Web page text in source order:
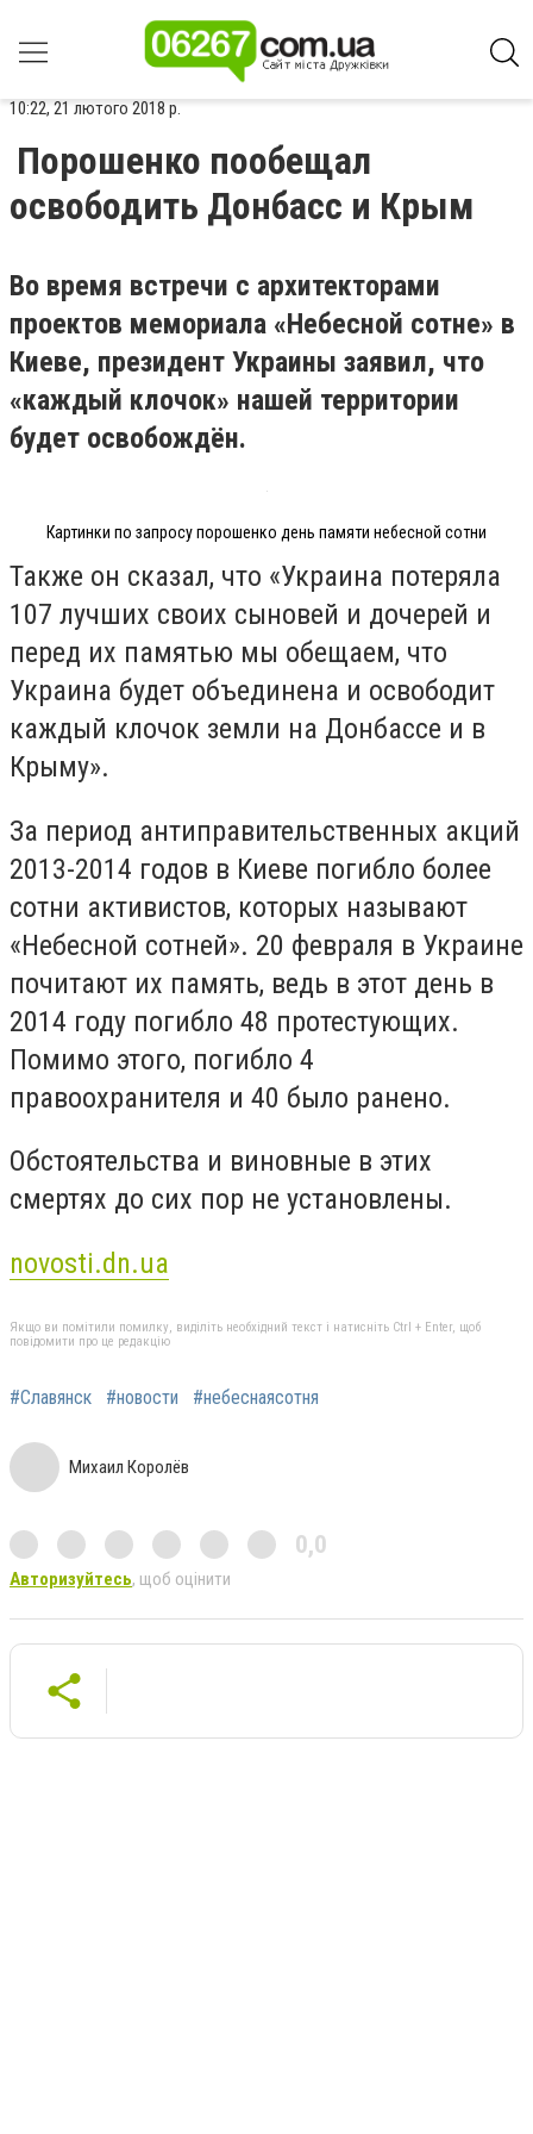
10:22, 21 лютого 2018 р.
Порошенко пообещал
освободить Донбасс и Крым
Во время встречи с архитекторами
проектов мемориала «Небесной сотне» в
Киеве, президент Украины заявил, что
«каждый клочок» нашей территории
будет освобождён.
Картинки по запросу порошенко день памяти небесной сотни
Также он сказал, что «Украина потеряла
107 лучших своих сыновей и дочерей и
перед их памятью мы обещаем, что
Украина будет объединена и освободит
каждый клочок земли на Донбассе и в
Крыму».
За период антиправительственных акций
2013-2014 годов в Киеве погибло более
сотни активистов, которых называют
«Небесной сотней». 20 февраля в Украине
почитают их память, ведь в этот день в
2014 году погибло 48 протестующих.
Помимо этого, погибло 4
правоохранителя и 40 было ранено.
Обстоятельства и виновные в этих
смертях до сих пор не установлены.
novosti.dn.ua
Якщо ви помітили помилку, виділіть необхідний текст і натисніть Ctrl + Enter, щоб
повідомити про це редакцію
#Славянск #новости #небеснаясотня
Михаил Королёв
0,0
Авторизуйтесь, щоб оцінити